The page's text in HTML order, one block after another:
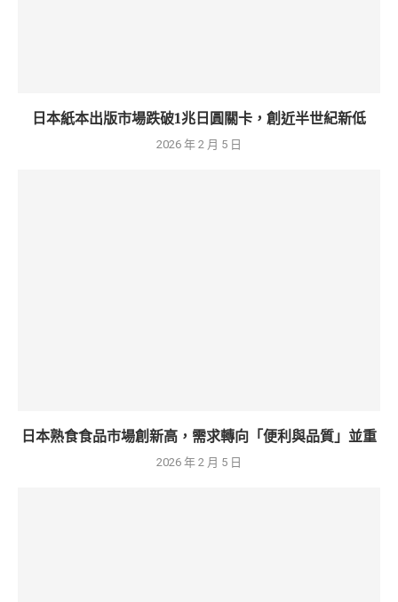
日本紙本出版市場跌破1兆日圓關卡，創近半世紀新低
2026 年 2 月 5 日
日本熟食食品市場創新高，需求轉向「便利與品質」並重
2026 年 2 月 5 日